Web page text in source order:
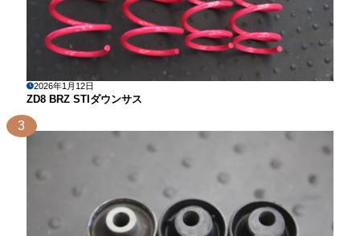
2026年1月12日
ZD8 BRZ STIダウンサス
3